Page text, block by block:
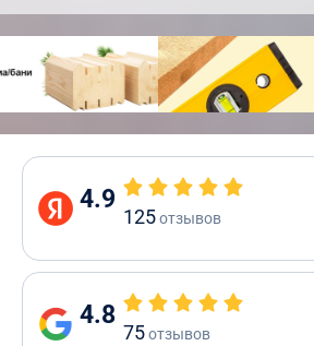
4.9
125отзывов
4.8
75отзывов